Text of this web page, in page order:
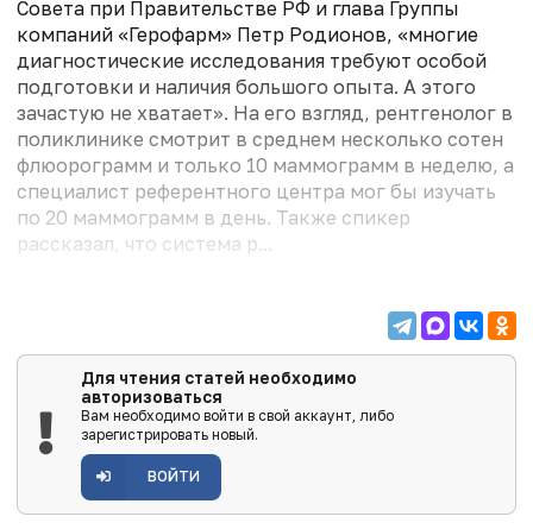
Совета при Правительстве РФ и глава Группы
компаний «Герофарм» Петр Родионов, «многие
диагностические исследования требуют особой
подготовки и наличия большого опыта. А этого
зачастую не хватает». На его взгляд, рентгенолог в
поликлинике смотрит в среднем несколько сотен
флюорограмм и только 10 маммограмм в неделю, а
специалист референтного центра мог бы изучать
по 20 маммограмм в день. Также спикер
рассказал, что система р...
Для чтения статей необходимо
авторизоваться
Вам необходимо войти в свой аккаунт, либо
зарегистрировать новый.
ВОЙТИ